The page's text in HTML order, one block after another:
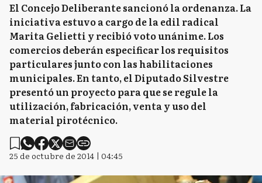
El Concejo Deliberante sancionó la ordenanza. La
iniciativa estuvo a cargo de la edil radical
Marita Gelietti y recibió voto unánime. Los
comercios deberán especificar los requisitos
particulares junto con las habilitaciones
municipales. En tanto, el Diputado Silvestre
presentó un proyecto para que se regule la
utilización, fabricación, venta y uso del
material pirotécnico.
25 de octubre de 2014 | 04:45